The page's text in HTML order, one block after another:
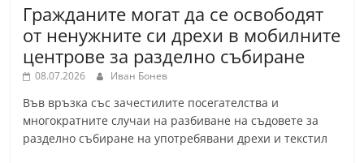
Гражданите могат да се освободят
от ненужните си дрехи в мобилните
центрове за разделно събиране
08.07.2026 Иван Бонев
Във връзка със зачестилите посегателства и
многократните случаи на разбиване на съдовете за
разделно събиране на употребявани дрехи и текстил